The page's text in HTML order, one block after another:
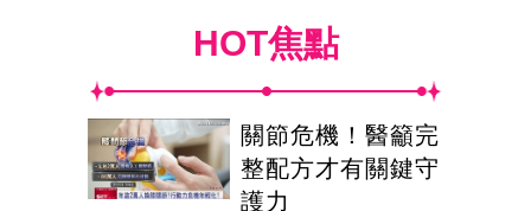
HOT焦點
關節危機！醫籲完
整配方才有關鍵守
護力